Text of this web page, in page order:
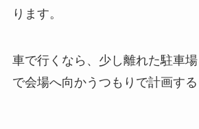
ります。
車で行くなら、少し離れた駐車
で会場へ向かうつもりで計画する